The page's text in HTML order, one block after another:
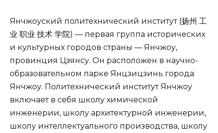
Янчжоуский политехнический институт (扬州 工
业 职业 技术 学院) — первая группа исторических
и культурных городов страны — Янчжоу,
провинция Цзянсу. Он расположен в научно-
образовательном парке Янцзицзинь города
Янчжоу. Политехнический институт Янчжоу
включает в себя школу химической
инженерии, школу архитектурной инженерии,
школу интеллектуального производства, школу